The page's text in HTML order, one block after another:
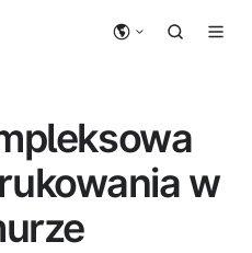
w